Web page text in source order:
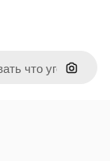
Поиск